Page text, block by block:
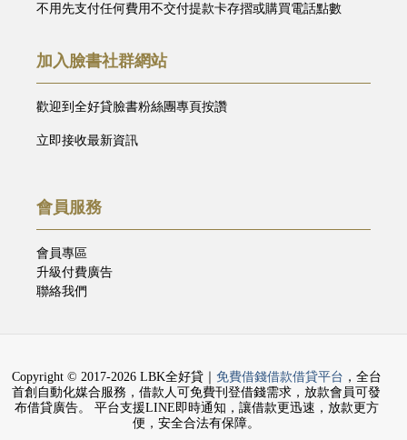
不用先支付任何費用不交付提款卡存摺或購買電話點數
加入臉書社群網站
歡迎到全好貸臉書粉絲團專頁按讚
立即接收最新資訊
會員服務
會員專區
升級付費廣告
聯絡我們
Copyright © 2017-2026 LBK全好貸｜ 免費借錢借款借貸平台 ，全台
首創自動化媒合服務，借款人可免費刊登借錢需求，放款會員可發
布借貸廣告。 平台支援LINE即時通知，讓借款更迅速，放款更方
便，安全合法有保障。